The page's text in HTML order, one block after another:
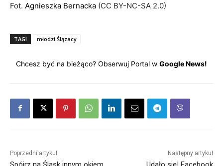
Fot. Agnieszka Bernacka (CC BY-NC-SA 2.0)
TAGI młodzi Ślązacy
Chcesz być na bieżąco? Obserwuj Portal w Google News!
Poprzedni artykuł Następny artykuł